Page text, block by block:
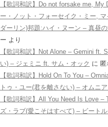
【歌詞和訳】Do not forsake me, My
ー・ノット・フォーセイク・ミー,
ダーリン)邦題:ハイ・ヌーン – 真昼
ー より
【歌詞和訳】Not Alone – Gemini ft.
い) – ジェミニ ft. サム・オック に 匿
【歌詞和訳】Hold On To You –
トゥ・ユー(君を離さない) – オムニ
【歌詞和訳】All You Need Is Love
ズ・ラブ(愛こそはすべて) – ビート